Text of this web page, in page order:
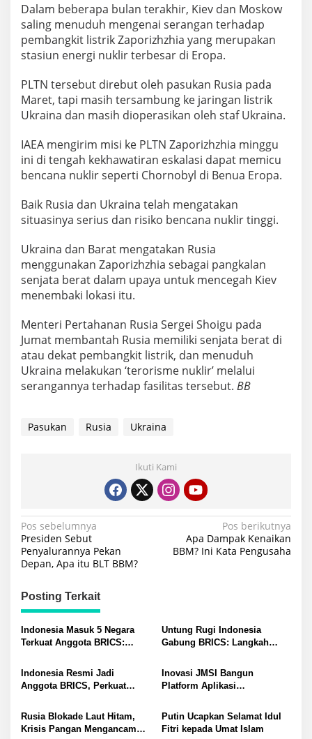
Dalam beberapa bulan terakhir, Kiev dan Moskow
saling menuduh mengenai serangan terhadap
pembangkit listrik Zaporizhzhia yang merupakan
stasiun energi nuklir terbesar di Eropa.
PLTN tersebut direbut oleh pasukan Rusia pada
Maret, tapi masih tersambung ke jaringan listrik
Ukraina dan masih dioperasikan oleh staf Ukraina.
IAEA mengirim misi ke PLTN Zaporizhzhia minggu
ini di tengah kekhawatiran eskalasi dapat memicu
bencana nuklir seperti Chornobyl di Benua Eropa.
Baik Rusia dan Ukraina telah mengatakan
situasinya serius dan risiko bencana nuklir tinggi.
Ukraina dan Barat mengatakan Rusia
menggunakan Zaporizhzhia sebagai pangkalan
senjata berat dalam upaya untuk mencegah Kiev
menembaki lokasi itu.
Menteri Pertahanan Rusia Sergei Shoigu pada
Jumat membantah Rusia memiliki senjata berat di
atau dekat pembangkit listrik, dan menuduh
Ukraina melakukan ‘terorisme nuklir’ melalui
serangannya terhadap fasilitas tersebut. BB
Pasukan Rusia Ukraina
Ikuti Kami
Navigasi
pos
Pos sebelumnya
Presiden Sebut
Penyalurannya Pekan
Depan, Apa itu BLT BBM?
Pos berikutnya
Apa Dampak Kenaikan
BBM? Ini Kata Pengusaha
Posting Terkait
Indonesia Masuk 5 Negara
Terkuat Anggota BRICS:
Power
Untung Rugi Indonesia
Gabung BRICS: Langkah
Mengintai
Indonesia Resmi Jadi
Anggota BRICS, Perkuat
Inovasi JMSI Bangun
Platform Aplikasi
Rusia Blokade Laut Hitam,
Krisis Pangan Mengancam
Putin Ucapkan Selamat Idul
Fitri kepada Umat Islam